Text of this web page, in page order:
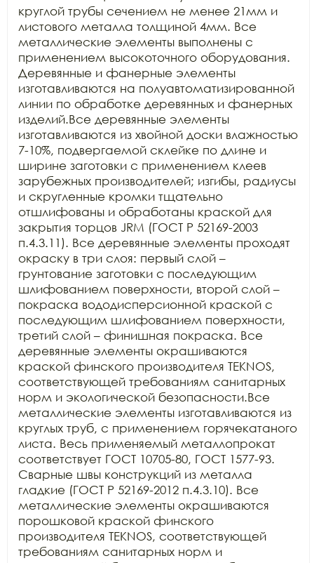
круглой трубы сечением не менее 21мм и
листового металла толщиной 4мм. Все
металлические элементы выполнены с
применением высокоточного оборудования.
Деревянные и фанерные элементы
изготавливаются на полуавтоматизированной
линии по обработке деревянных и фанерных
изделий.Все деревянные элементы
изготавливаются из хвойной доски влажностью
7-10%, подвергаемой склейке по длине и
ширине заготовки с применением клеев
зарубежных производителей; изгибы, радиусы
и скругленные кромки тщательно
отшлифованы и обработаны краской для
закрытия торцов JRM (ГОСТ Р 52169-2003
п.4.3.11). Все деревянные элементы проходят
окраску в три слоя: первый слой –
грунтование заготовки с последующим
шлифованием поверхности, второй слой –
покраска вододисперсионной краской с
последующим шлифованием поверхности,
третий слой – финишная покраска. Все
деревянные элементы окрашиваются
краской финского производителя TEKNOS,
соответствующей требованиям санитарных
норм и экологической безопасности.Все
металлические элементы изготавливаются из
круглых труб, с применением горячекатаного
листа. Весь применяемый металлопрокат
соответствует ГОСТ 10705-80, ГОСТ 1577-93.
Сварные швы конструкций из металла
гладкие (ГОСТ Р 52169-2012 п.4.3.10). Все
металлические элементы окрашиваются
порошковой краской финского
производителя TEKNOS, соответствующей
требованиям санитарных норм и